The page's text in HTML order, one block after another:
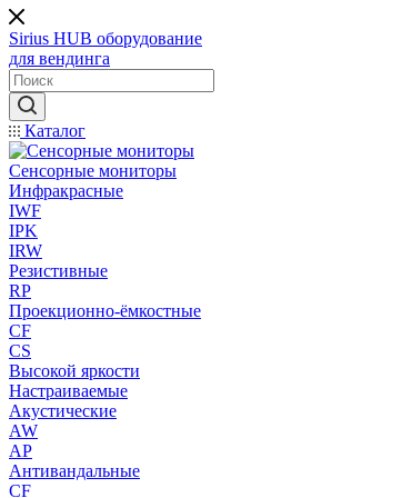
Sirius HUB оборудование
для вендинга
Каталог
Сенсорные мониторы
Инфракрасные
IWF
IPK
IRW
Резистивные
RP
Проекционно-ёмкостные
CF
CS
Высокой яркости
Настраиваемые
Акустические
AW
AP
Антивандальные
CF